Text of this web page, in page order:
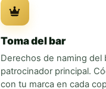
Toma del bar
Derechos de naming del
patrocinador principal.
con tu marca en cada